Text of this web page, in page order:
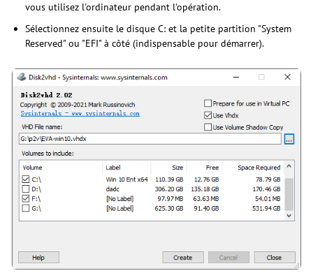
vous utilisez l'ordinateur pendant l'opération.
Sélectionnez ensuite le disque C: et la petite partition "System
Reserved" ou "EFI" à côté (indispensable pour démarrer).